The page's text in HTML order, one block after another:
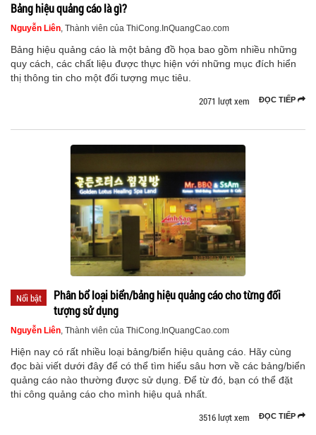
Bảng hiệu quảng cáo là gì?
Nguyễn Liên, Thành viên của ThiCong.InQuangCao.com
Bảng hiệu quảng cáo là một bảng đồ họa bao gồm nhiều những
quy cách, các chất liệu được thực hiện với những mục đích hiển
thị thông tin cho một đối tượng mục tiêu.
ĐỌC TIẾP
2071 lượt xem
Nổi bật
Phân bổ loại biển/bảng hiệu quảng cáo cho từng đối
tượng sử dụng
Nguyễn Liên, Thành viên của ThiCong.InQuangCao.com
Hiện nay có rất nhiều loại bảng/biển hiệu quảng cáo. Hãy cùng
đọc bài viết dưới đây để có thể tìm hiểu sâu hơn về các bảng/biển
quảng cáo nào thường được sử dụng. Để từ đó, bạn có thể đặt
thi công quảng cáo cho mình hiệu quả nhất.
ĐỌC TIẾP
3516 lượt xem